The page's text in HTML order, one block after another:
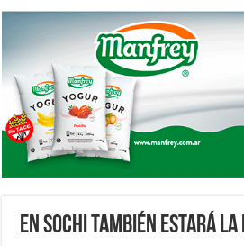
EN SOCHI TAMBIÉN ESTARÁ